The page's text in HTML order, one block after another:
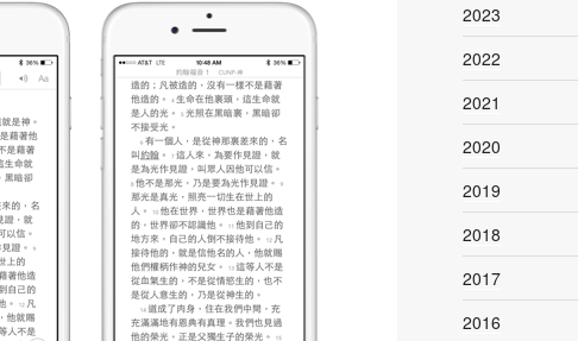
2023
2022
2021
2020
2019
2018
2017
2016